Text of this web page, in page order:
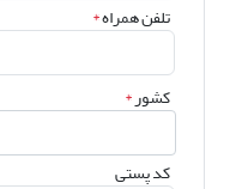
تلفن همراه*
کشور*
کد پستی